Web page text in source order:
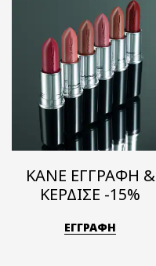
ΚΑΝΕ ΕΓΓΡΑΦΗ &
ΚΕΡΔΙΣΕ -15%
ΕΓΓΡΑΦΗ